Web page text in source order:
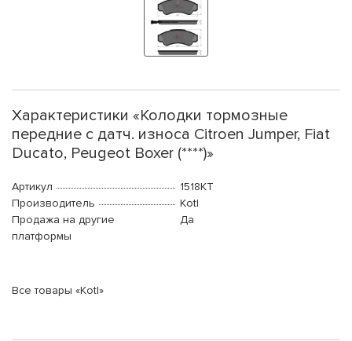
Характеристики «Колодки тормозные
передние с датч. износа Citroen Jumper, Fiat
Ducato, Peugeot Boxer (****)»
Артикул
1518KT
Производитель
Kotl
Продажа на другие
платформы
Да
Все товары «Kotl»